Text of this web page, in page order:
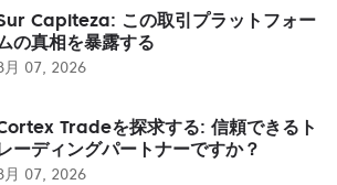
Capiteza: この取引プラットフォー
の真相を暴露する
月 07, 2026
Tradeを探求する: 信頼できるト
ーディングパートナーですか？
月 07, 2026